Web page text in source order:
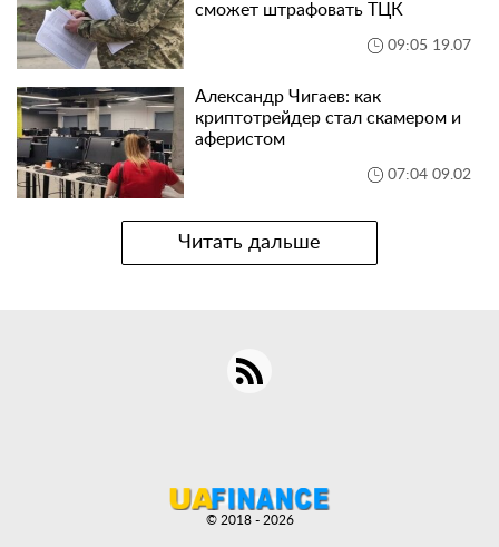
сможет штрафовать ТЦК
09:05 19.07
Александр Чигаев: как
криптотрейдер стал скамером и
аферистом
07:04 09.02
Читать дальше
© 2018 - 2026